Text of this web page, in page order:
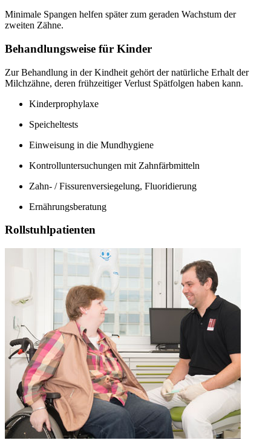
Minimale Spangen helfen später zum geraden Wachstum der
zweiten Zähne.
Behandlungsweise für Kinder
Zur Behandlung in der Kindheit gehört der natürliche Erhalt der
Milchzähne, deren frühzeitiger Verlust Spätfolgen haben kann.
Kinderprophylaxe
Speicheltests
Einweisung in die Mundhygiene
Kontrolluntersuchungen mit Zahnfärbmitteln
Zahn- / Fissurenversiegelung, Fluoridierung
Ernährungsberatung
Rollstuhlpatienten